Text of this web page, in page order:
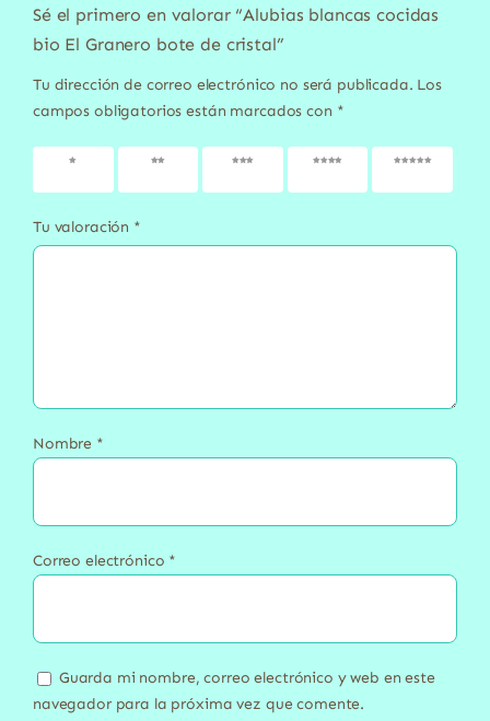
Sé el primero en valorar “Alubias blancas cocidas
bio El Granero bote de cristal”
Tu dirección de correo electrónico no será publicada. Los
campos obligatorios están marcados con *
1 de 5
2 de 5
3 de 5
4 de 5
5 de 5
Tu valoración *
Nombre *
Correo electrónico *
Guarda mi nombre, correo electrónico y web en este
navegador para la próxima vez que comente.